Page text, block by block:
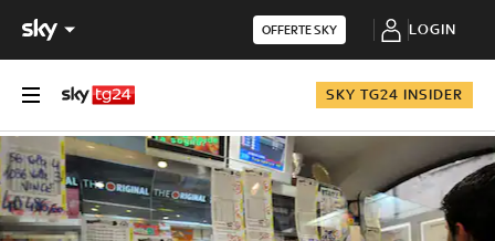
OFFERTE SKY LOGIN
SKY TG24 INSIDER